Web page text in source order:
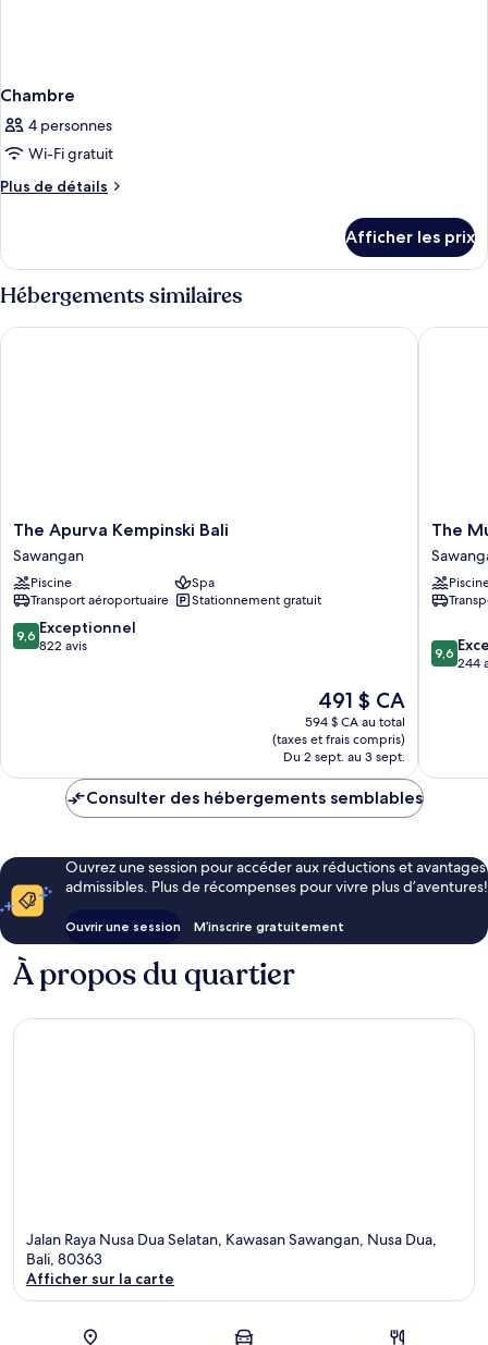
Chambre
4 personnes
Wi-Fi gratuit
Plus de détails
Plus
Chambre
Afficher les prix
Hébergements similaires
The
Apurva
Kempinski
Bali
Sawangan
The Apurva Kempinski Bali
Sawangan
Piscine
Spa
Transport aéroportuaire
Stationnement gratuit
9.6
sur
9,6 Exceptionnel
822 avis
Le
prix
est
de
491 $ CA
491 $ CA
594 $ CA au total
(taxes et frais compris)
Du 2 sept. au 3 sept.
The Apurva Kempinski Bali
The
Mulia
Bali
The
9.6
sur
9,6
244
The
Consulter des hébergements semblables
Ouvrez une session pour accéder aux réductions et avantages
admissibles. Plus de récompenses pour vivre plus d’aventures!
Ouvrir une session M’inscrire gratuitement
À propos du quartier
Jalan Raya Nusa Dua Selatan, Kawasan Sawangan, Nusa Dua,
Bali, 80363
Afficher sur la carte